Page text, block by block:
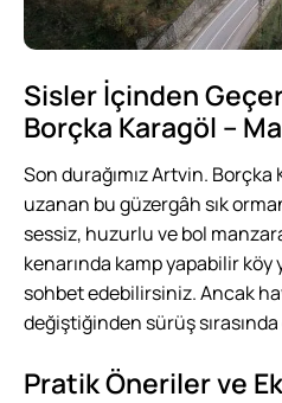
Sisler İçinden
Borçka Karagöl –
Son durağımız Artvin. Borçka
uzanan bu güzergâh sık
sessiz, huzurlu ve bol
kenarında kamp yapabilir köy
sohbet edebilirsiniz. Ancak
değiştiğinden sürüş
Pratik Öneriler ve